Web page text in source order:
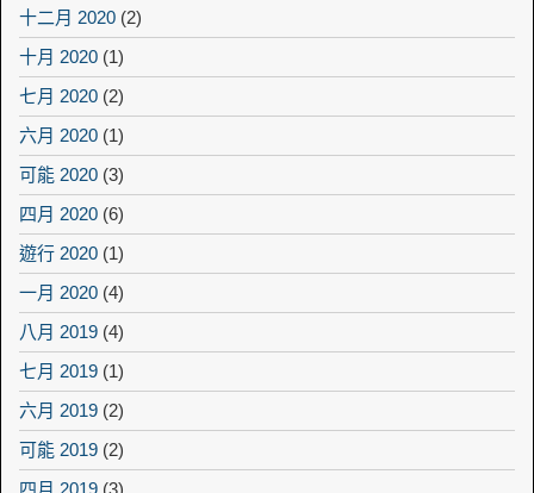
十二月 2020 (2)
十月 2020 (1)
七月 2020 (2)
六月 2020 (1)
可能 2020 (3)
四月 2020 (6)
遊行 2020 (1)
一月 2020 (4)
八月 2019 (4)
七月 2019 (1)
六月 2019 (2)
可能 2019 (2)
四月 2019 (3)